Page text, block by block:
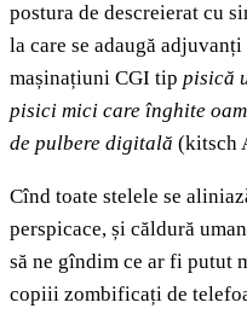
postura de descreierat cu
la care se adaugă
mașinațiuni CGI tip pisică
pisici mici care înghite
de pulbere digitală (kitsch
Cînd toate stelele se
perspicace, și căldură
să ne gîndim ce ar fi putut
copiii zombificați de